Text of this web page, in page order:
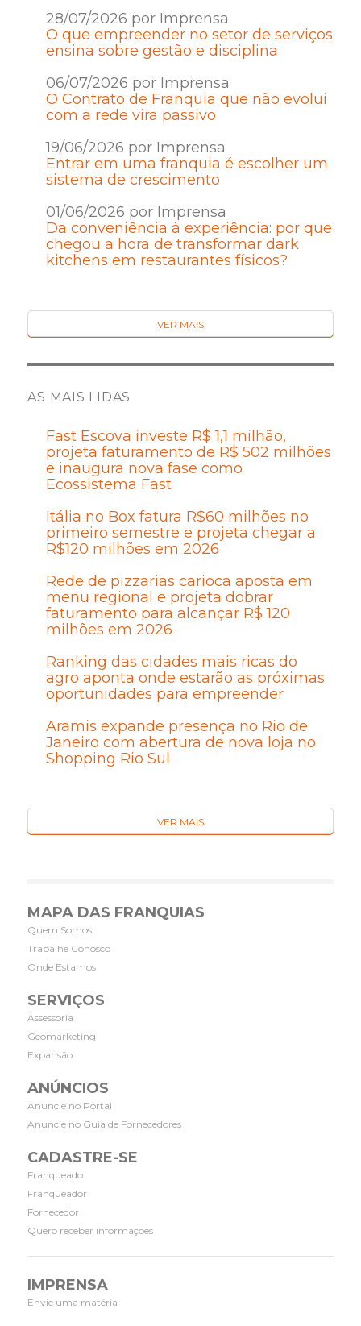
28/07/2026 por Imprensa
O que empreender no setor de serviços
ensina sobre gestão e disciplina
06/07/2026 por Imprensa
O Contrato de Franquia que não evolui
com a rede vira passivo
19/06/2026 por Imprensa
Entrar em uma franquia é escolher um
sistema de crescimento
01/06/2026 por Imprensa
Da conveniência à experiência: por que
chegou a hora de transformar dark
kitchens em restaurantes físicos?
VER MAIS
AS MAIS LIDAS
Fast Escova investe R$ 1,1 milhão,
projeta faturamento de R$ 502 milhões
e inaugura nova fase como
Ecossistema Fast
Itália no Box fatura R$60 milhões no
primeiro semestre e projeta chegar a
R$120 milhões em 2026
Rede de pizzarias carioca aposta em
menu regional e projeta dobrar
faturamento para alcançar R$ 120
milhões em 2026
Ranking das cidades mais ricas do
agro aponta onde estarão as próximas
oportunidades para empreender
Aramis expande presença no Rio de
Janeiro com abertura de nova loja no
Shopping Rio Sul
VER MAIS
MAPA DAS FRANQUIAS
Quem Somos
Trabalhe Conosco
Onde Estamos
SERVIÇOS
Assessoria
Geomarketing
Expansão
ANÚNCIOS
Anuncie no Portal
Anuncie no Guia de Fornecedores
CADASTRE-SE
Franqueado
Franqueador
Fornecedor
Quero receber informações
IMPRENSA
Envie uma matéria